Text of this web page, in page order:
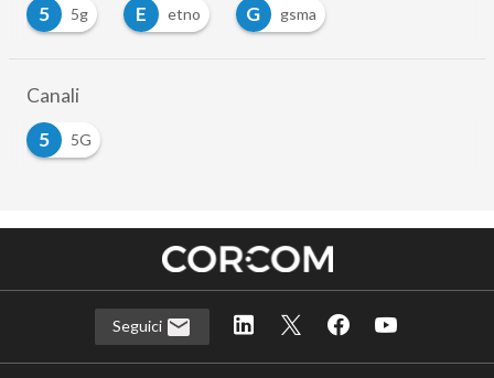
5
5g E etno G gsma
Canali
5
5G
Seguici